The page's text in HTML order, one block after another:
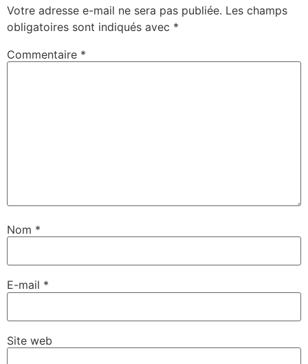
Votre adresse e-mail ne sera pas publiée. Les champs
obligatoires sont indiqués avec *
Commentaire *
Nom *
E-mail *
Site web